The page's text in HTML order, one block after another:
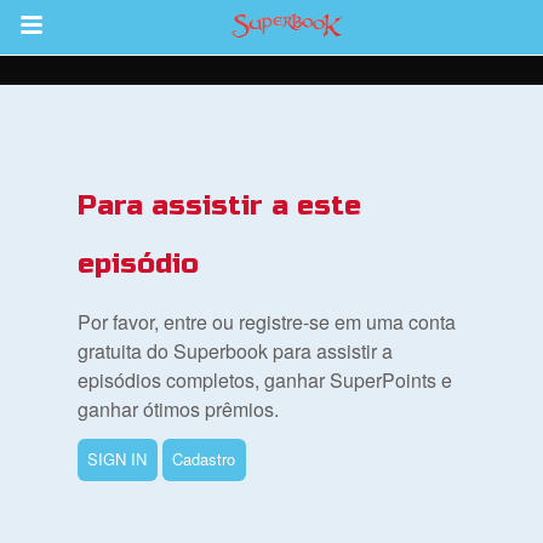
Return to Content
Para assistir a este
episódio
Por favor, entre ou registre-se em uma conta
gratuita do Superbook para assistir a
episódios completos, ganhar SuperPoints e
ganhar ótimos prêmios.
SIGN IN Cadastro